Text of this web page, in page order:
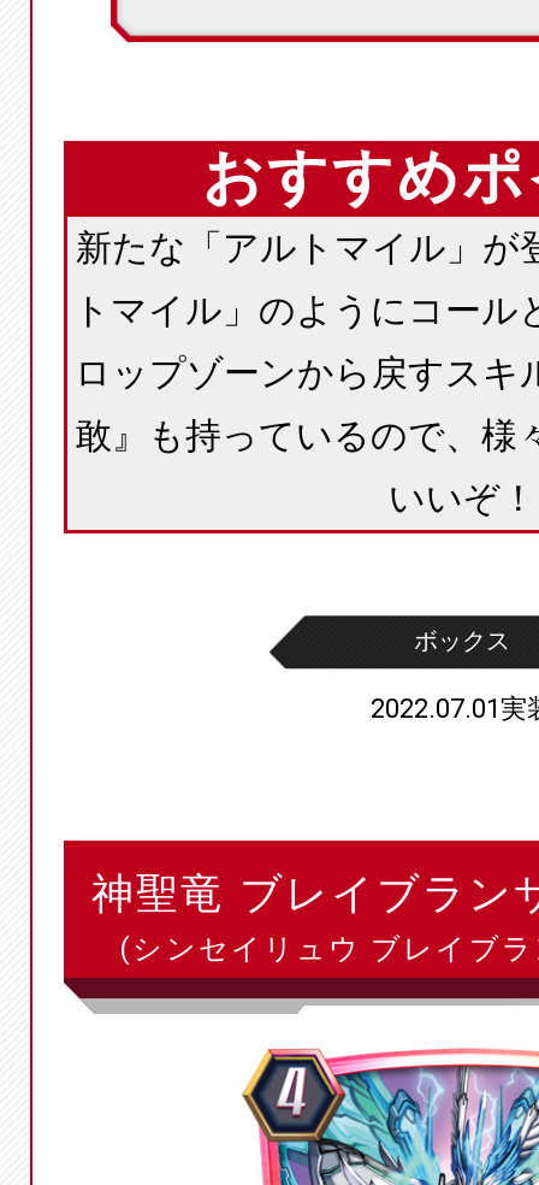
おすすめ
新たな「アルトマイル」が
トマイル」のようにコール
ロップゾーンから戻すスキ
敢』も持っているので、様
いいぞ！
ボックス
2022.07.01実
神聖竜 ブレイブラン
(シンセイリュウ ブレイブ